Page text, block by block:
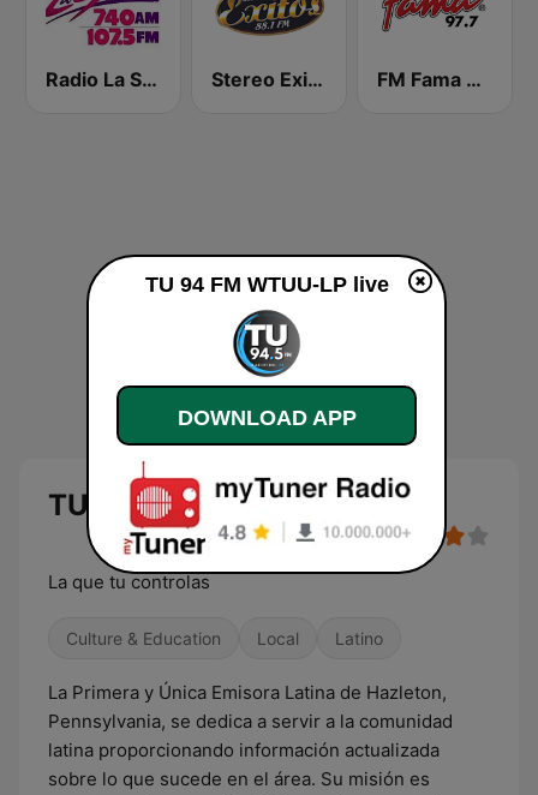
Radio La Sandino Stereo Exitos 88.1 FM FM Fama 97.7
TU 94 FM WTUU-LP live
La que tu controlas
Culture & Education Local Latino
La Primera y Única Emisora Latina de Hazleton,
Pennsylvania, se dedica a servir a la comunidad
latina proporcionando información actualizada
sobre lo que sucede en el área. Su misión es
TU 94 FM WTUU-LP live
DOWNLOAD APP